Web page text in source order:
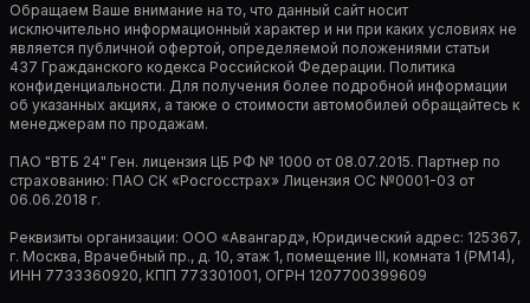
Обращаем Ваше внимание на то, что данный сайт носит
исключительно информационный характер и ни при каких условиях не
является публичной офертой, определяемой положениями статьи
437 Гражданского кодекса Российской Федерации. Политика
конфиденциальности. Для получения более подробной информации
об указанных акциях, а также о стоимости автомобилей обращайтесь к
менеджерам по продажам.
ПАО "ВТБ 24" Ген. лицензия ЦБ РФ № 1000 от 08.07.2015. Партнер по
страхованию: ПАО СК «Росгосстрах» Лицензия ОС №0001-03 от
06.06.2018 г.
Реквизиты организации: ООО «Авангард», Юридический адрес: 125367,
г. Москва, Врачебный пр., д. 10, этаж 1, помещение III, комната 1 (РМ14),
ИНН 7733360920, КПП 773301001, ОГРН 1207700399609